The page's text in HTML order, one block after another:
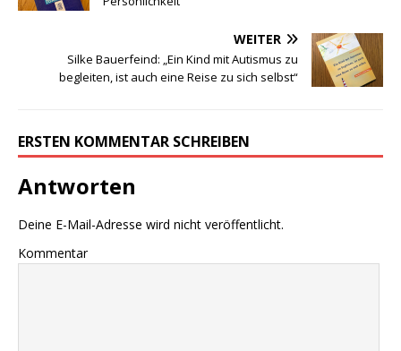
WEITER
Silke Bauerfeind: „Ein Kind mit Autismus zu
begleiten, ist auch eine Reise zu sich selbst“
ERSTEN KOMMENTAR SCHREIBEN
Antworten
Deine E-Mail-Adresse wird nicht veröffentlicht.
Kommentar